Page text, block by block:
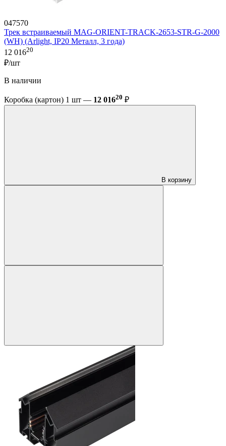
047570
Трек встраиваемый MAG-ORIENT-TRACK-2653-STR-G-2000
(WH) (Arlight, IP20 Металл, 3 года)
12 01620
₽/шт
В наличии
Коробка (картон) 1 шт — 12 01620 ₽
В корзину